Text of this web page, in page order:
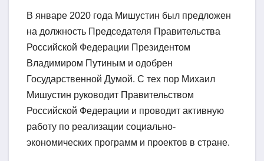
В январе 2020 года Мишустин был предложен
на должность Председателя Правительства
Российской Федерации Президентом
Владимиром Путиным и одобрен
Государственной Думой. С тех пор Михаил
Мишустин руководит Правительством
Российской Федерации и проводит активную
работу по реализации социально-
экономических программ и проектов в стране.